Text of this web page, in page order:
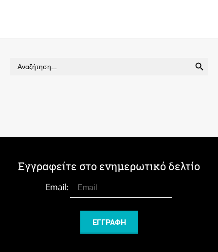
Search
for:
Εγγραφείτε στο ενημερωτικό δελτίο
Email: